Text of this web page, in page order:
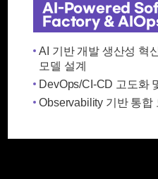
AI-Powered
Factory &
AI 기반 개발 생산성 혁
모델 설계
DevOps/CI-CD 고도화
Observability 기반 통합